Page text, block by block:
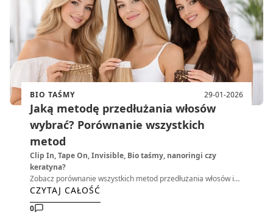
BIO TAŚMY 29-01-2026
Jaką metodę przedłużania włosów
wybrać? Porównanie wszystkich
metod
Clip In, Tape On, Invisible, Bio taśmy, nanoringi czy
keratyna?
Zobacz porównanie wszystkich metod przedłużania włosów i
sprawdź, która najlepiej pasuje do Twojego stylu życia, rodzaju
włosów i oczekiwanego efektu. Ten poradnik pomoże Ci wybrać
metodę, która naprawdę się sprawdzi — bez rozczarowań.
CZYTAJ CAŁOŚĆ
0